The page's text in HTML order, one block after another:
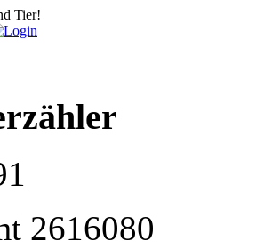
2616080